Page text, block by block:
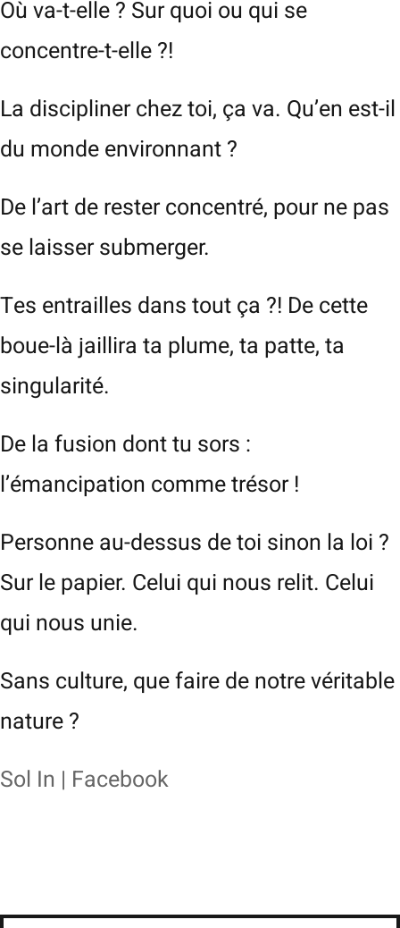
Où va-t-elle ? Sur quoi ou qui se
concentre-t-elle ?!
La discipliner chez toi, ça va. Qu’en est-il
du monde environnant ?
De l’art de rester concentré, pour ne pas
se laisser submerger.
Tes entrailles dans tout ça ?! De cette
boue-là jaillira ta plume, ta patte, ta
singularité.
De la fusion dont tu sors :
l’émancipation comme trésor !
Personne au-dessus de toi sinon la loi ?
Sur le papier. Celui qui nous relit. Celui
qui nous unie.
Sans culture, que faire de notre véritable
nature ?
Sol In | Facebook